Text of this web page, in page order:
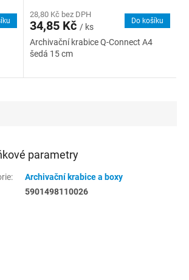
28,80 Kč bez DPH
34,85 Kč / ks
Do košíku
Archivační krabice Q-Connect A4
šedá 15 cm
parametry
:
Archivační krabice a boxy
5901498110026